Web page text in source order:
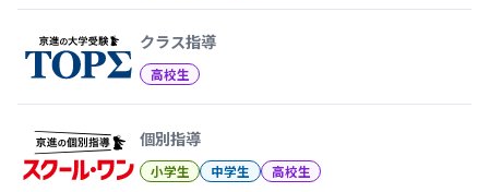
クラス指導
高校生
個別指導
小学生 中学生 高校生